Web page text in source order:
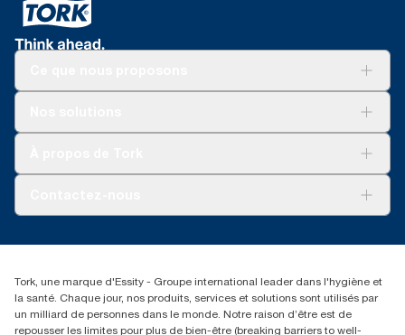
01 85 07 92 00
Tork, une marque d'Essity - Groupe international leader dans l'hygiène et
la santé. Chaque jour, nos produits, services et solutions sont utilisés par
un milliard de personnes dans le monde. Notre raison d’être est de
repousser les limites pour plus de bien-être (breaking barriers to well-